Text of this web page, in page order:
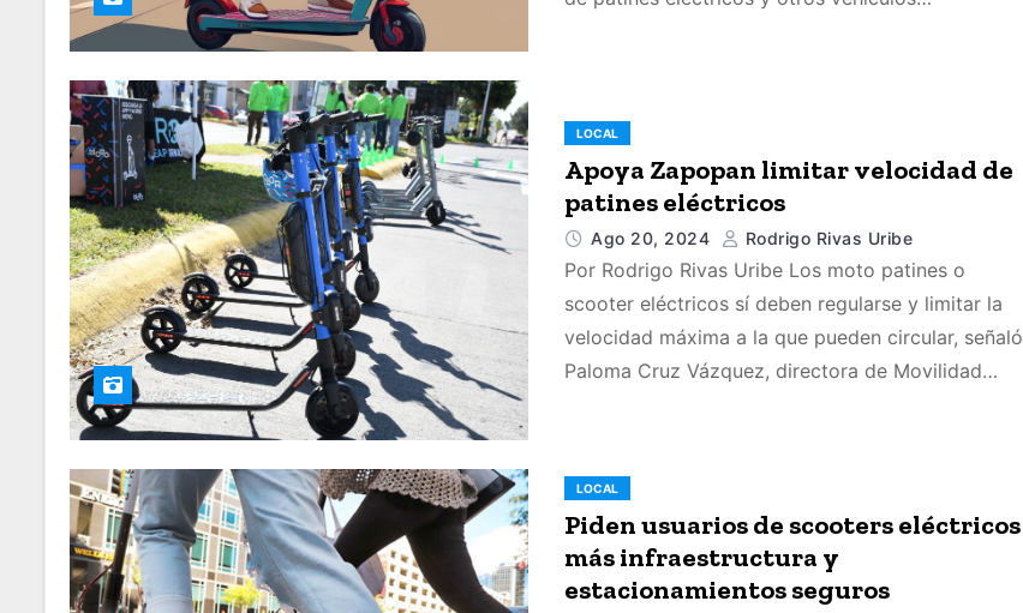
LOCAL
Apoya Zapopan limitar velocidad de
patines eléctricos
Ago 20, 2024 Rodrigo Rivas Uribe
Por Rodrigo Rivas Uribe Los moto patines o
scooter eléctricos sí deben regularse y limitar la
velocidad máxima a la que pueden circular, señaló
Paloma Cruz Vázquez, directora de Movilidad…
LOCAL
Piden usuarios de scooters eléctricos
más infraestructura y
estacionamientos seguros